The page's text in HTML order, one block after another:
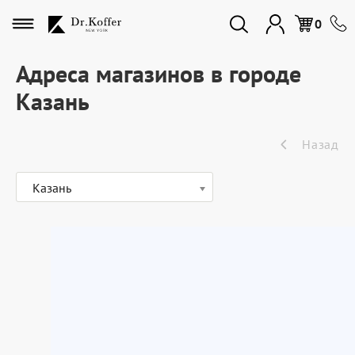
0
Избранное
Дорожная коллекция
Женская коллекция
Адреса магазинов в городе
Казань
Назад
Казань